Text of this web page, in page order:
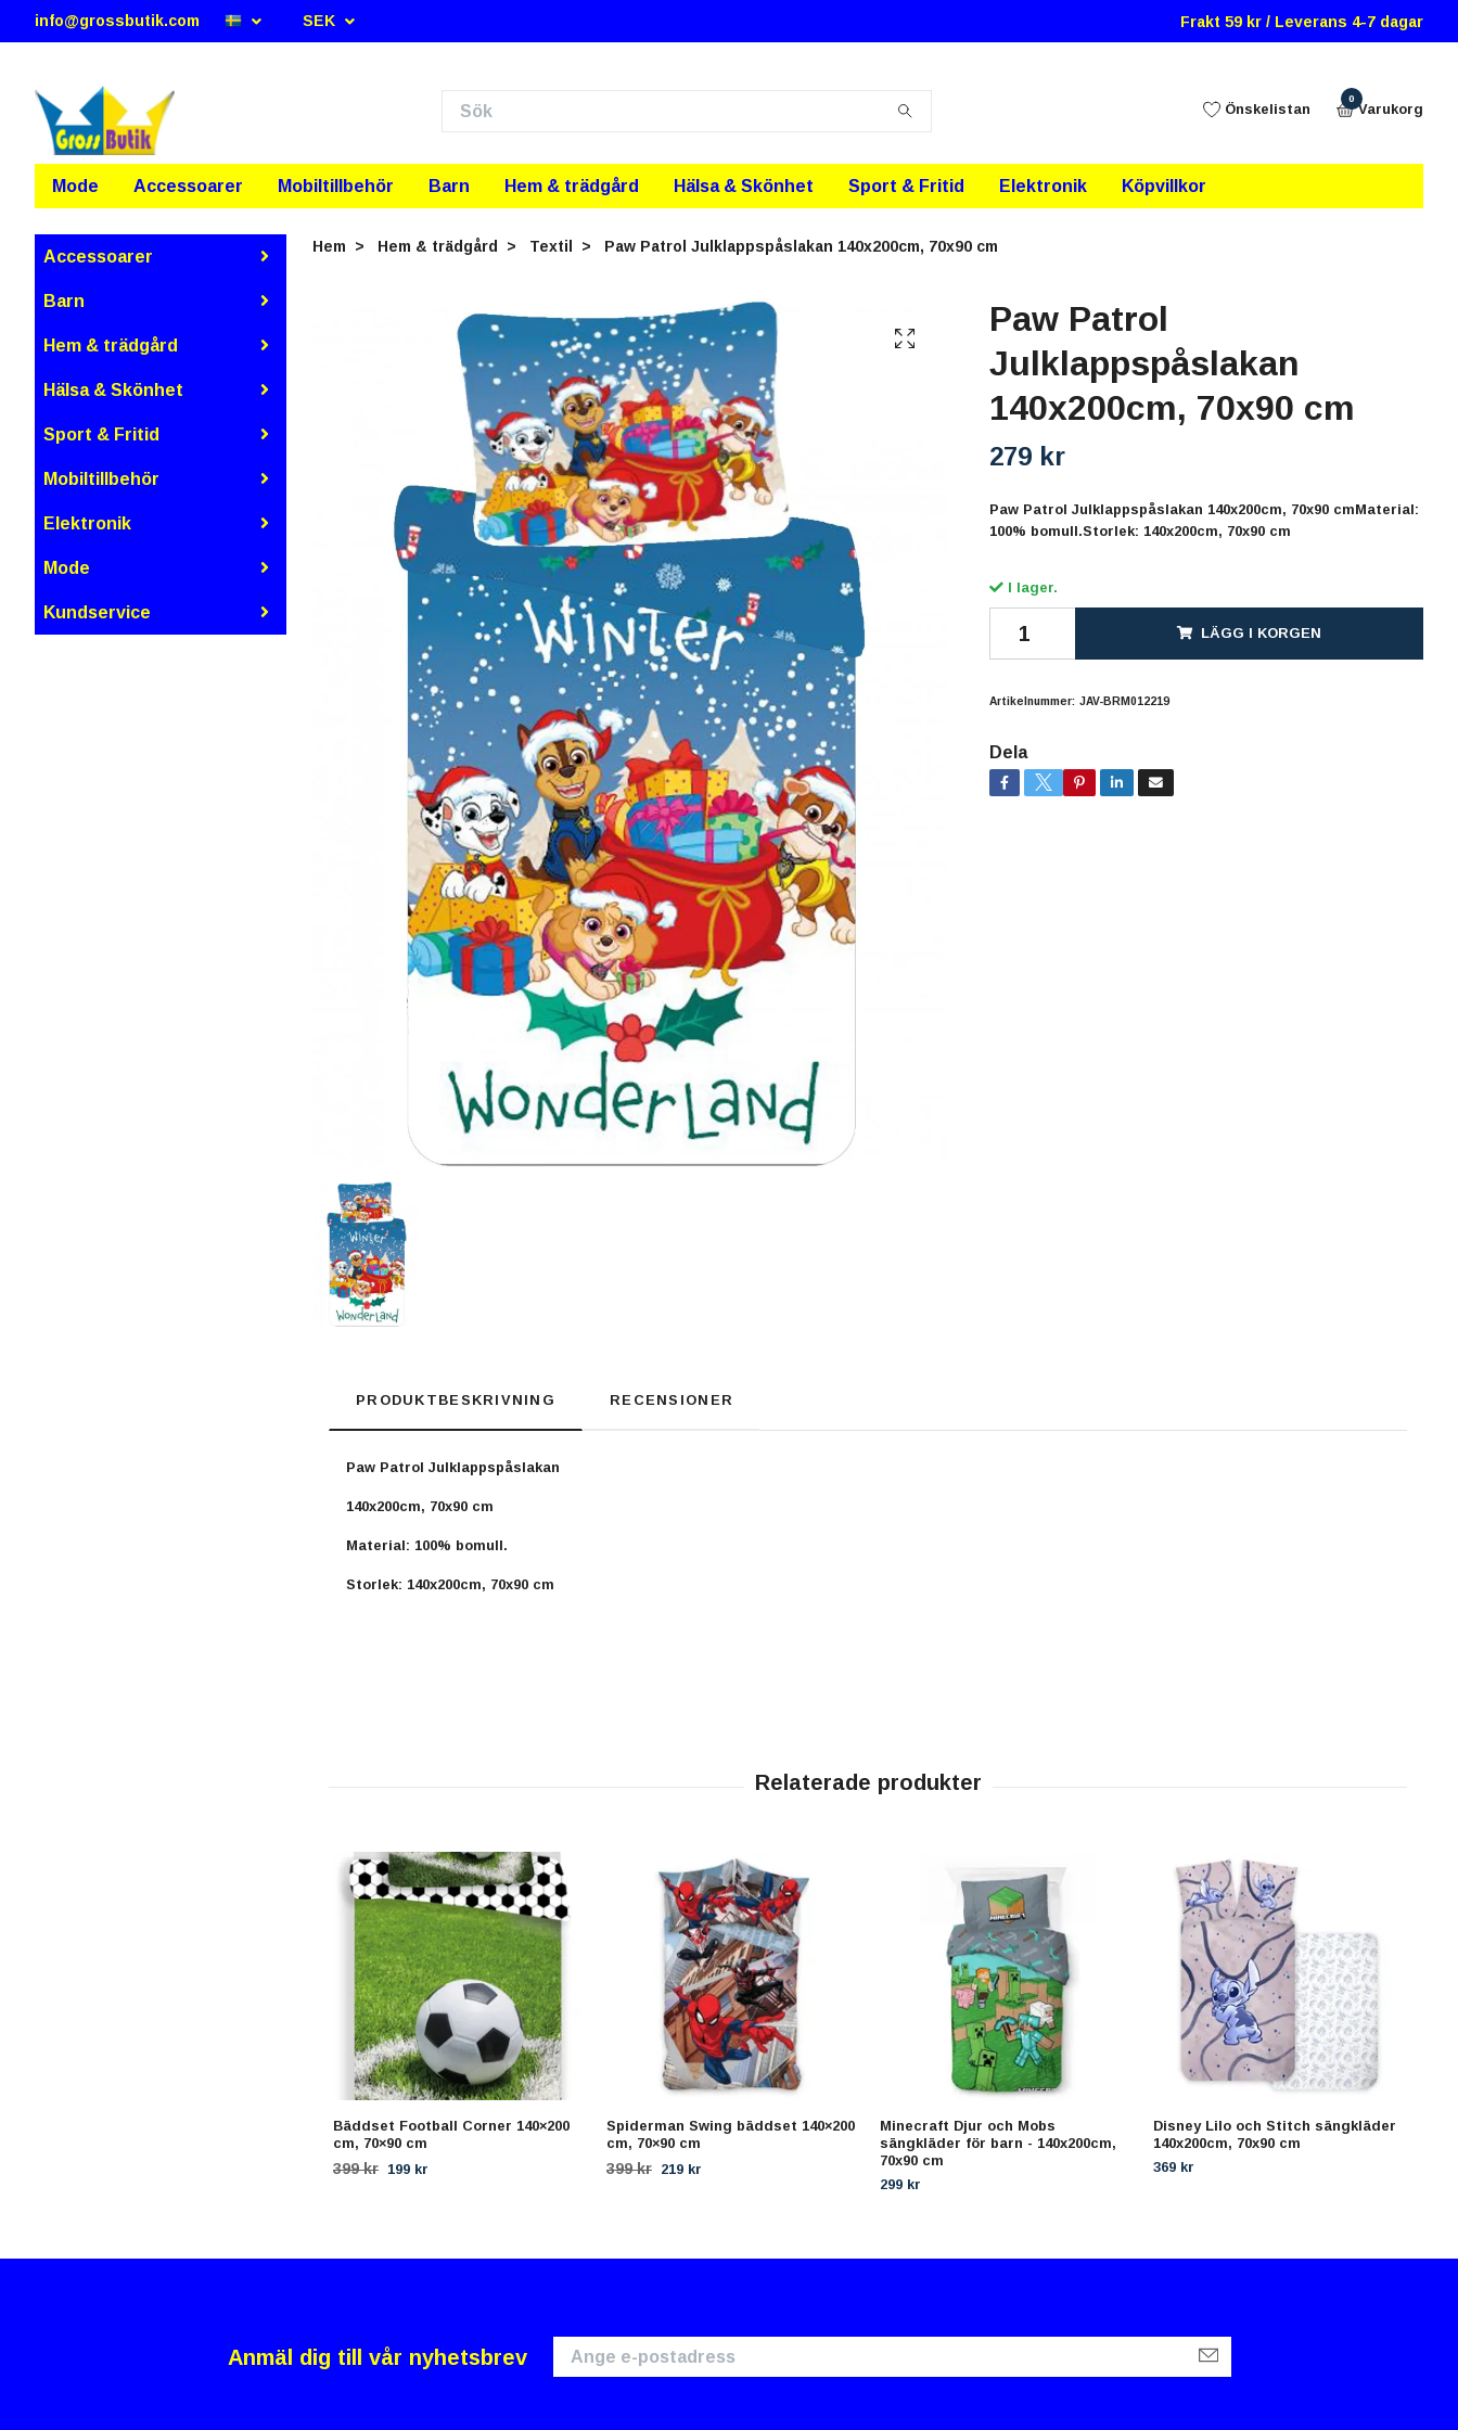
info@grossbutik.com SEK Frakt 59 kr / Leverans 4-7 dagar
Önskelistan
0
Varukorg
Mode Accessoarer Mobiltillbehör Barn Hem & trädgård Hälsa & Skönhet Sport & Fritid Elektronik Köpvillkor
Accessoarer
Barn
Hem & trädgård
Hälsa & Skönhet
Sport & Fritid
Mobiltillbehör
Elektronik
Mode
Kundservice
Hem Hem & trädgård Textil Paw Patrol Julklappspåslakan 140x200cm, 70x90 cm
Paw Patrol
Julklappspåslakan
140x200cm, 70x90 cm
279 kr
Paw Patrol Julklappspåslakan 140x200cm, 70x90 cmMaterial:
100% bomull.Storlek: 140x200cm, 70x90 cm
I lager.
LÄGG I KORGEN
Artikelnummer: JAV-BRM012219
Dela
PRODUKTBESKRIVNING RECENSIONER
Paw Patrol Julklappspåslakan
140x200cm, 70x90 cm
Material: 100% bomull.
Storlek: 140x200cm, 70x90 cm
Bäddset Football Corner 140×200
cm, 70×90 cm
399 kr 199 kr
Spiderman Swing bäddset 140×200
cm, 70×90 cm
399 kr 219 kr
Minecraft Djur och Mobs
sängkläder för barn - 140x200cm,
70x90 cm
299 kr
Disney Lilo och Stitch sängkläder
140x200cm, 70x90 cm
369 kr
Anmäl dig till vår nyhetsbrev